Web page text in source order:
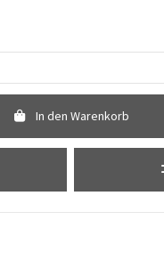
In den Warenkorb